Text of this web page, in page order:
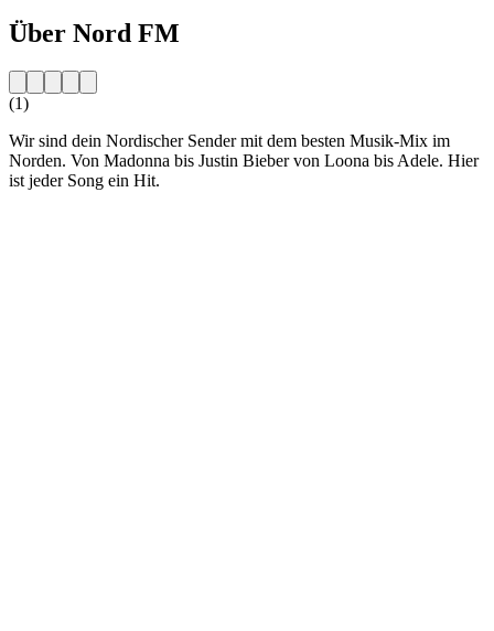
Über Nord FM
(1)
Wir sind dein Nordischer Sender mit dem besten Musik-Mix im
Norden. Von Madonna bis Justin Bieber von Loona bis Adele. Hier
ist jeder Song ein Hit.